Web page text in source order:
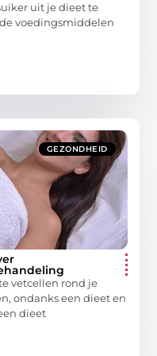
uit je dieet te
voedingsmiddelen
GEZONDHEID
vetcellen rond je
ondanks een dieet en
dieet